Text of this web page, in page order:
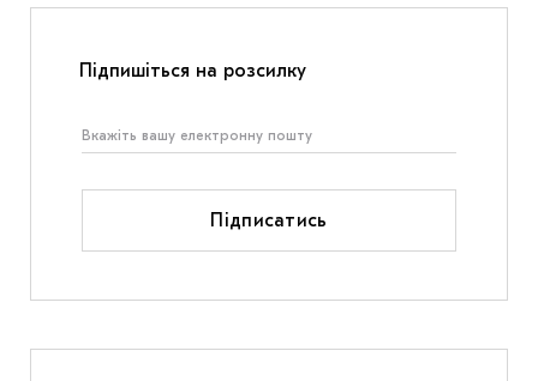
Підпишіться на розсилку
Підписатись